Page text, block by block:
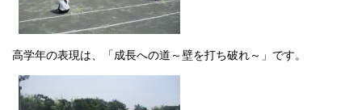
高学年の表現は、「成長への道～壁を打ち破れ～」です。